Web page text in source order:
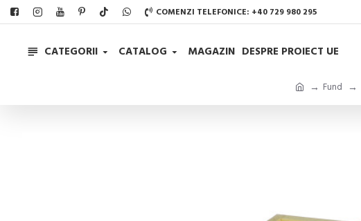
COMENZI TELEFONICE: +40 729 980 295
CATEGORII CATALOG MAGAZIN DESPRE PROIECT UE
Fund